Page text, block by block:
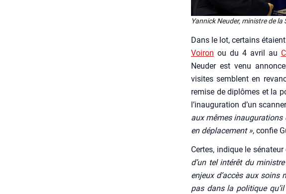
Yan­nick Neu­der, ministre de la
Dans le lot, cer­tains
Voi­ron ou du 4 avril au
Neu­der est venu
visites semblent en
remise de diplômes et la
l’i­nau­gu­ra­tion d’un
aux mêmes
en dépla­ce­ment », confie
Certes, indique le
d’un tel inté­rêt du
enjeux d’accès aux soins
pas dans la poli­tique